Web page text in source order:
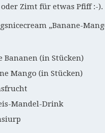
Zimt für etwas Pfiff :-).
„Banane-
Bananen (in Stücken)
Mango (in Stücken)
Mandel-Drink